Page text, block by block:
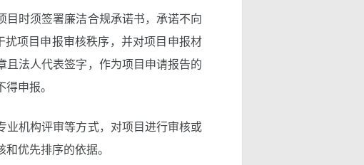
目时须签署廉洁合规承诺书，承诺不向
扰项目申报审核秩序，并对项目申报材
且法人代表签字，作为项目申请报告的
申报。
业机构评审等方式，对项目进行审核或
优先排序的依据。